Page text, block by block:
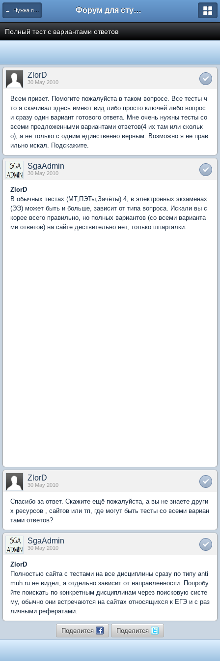
← Нужна помощь Форум для студента СГА
Полный тест с вариантами ответов
ZlorD
30 May 2010
Всем привет. Помогите пожалуйста в таком вопросе. Все тесты ч
то я скачивал здесь имеют вид либо просто ключей либо вопрос
и сразу один вариант готового ответа. Мне очень нужны тесты со
всеми предложенными вариантами ответов(4 их там или скольк
о), а не только с одним единственно верным. Возможно я не прав
ильно искал. Подскажите.
SgaAdmin
30 May 2010
ZlorD
В обычных тестах (МТ,ПЭТы,Зачёты) 4, в электронных экзаменах
(ЭЭ) может быть и больше, зависит от типа вопроса. Искали вы с
корее всего правильно, но полных вариантов (со всеми варианта
ми ответов) на сайте дествительно нет, только шпаргалки.
ZlorD
30 May 2010
Спасибо за ответ. Скажите ещё пожалуйста, а вы не знаете други
х ресурсов , сайтов или тп, где могут быть тесты со всеми вариан
тами ответов?
SgaAdmin
30 May 2010
ZlorD
Полностью сайта с тестами на все дисциплины сразу по типу anti
muh.ru не видел, а отдельно зависит от направленности. Попробу
йте поискать по конкретным дисциплинам через поисковую систе
му, обычно они встречаются на сайтах относящихся к ЕГЭ и с раз
личными рефератами.
Поделится Поделится